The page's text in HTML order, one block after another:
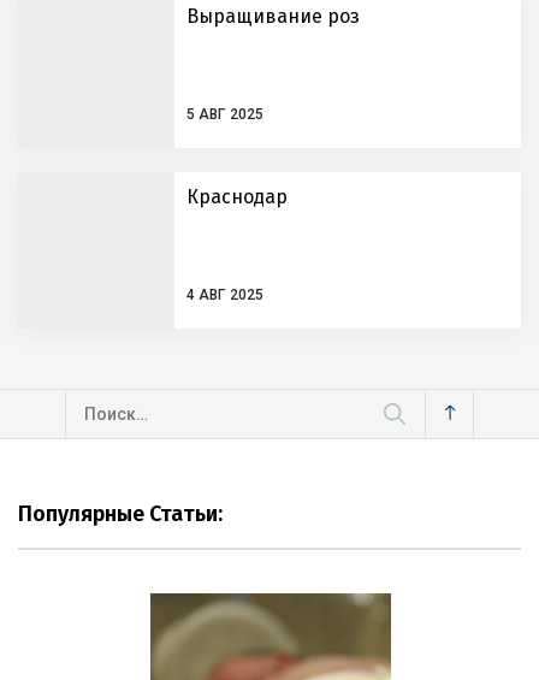
Выращивание роз
5 АВГ 2025
Краснодар
4 АВГ 2025
Найти:
Популярные Статьи: